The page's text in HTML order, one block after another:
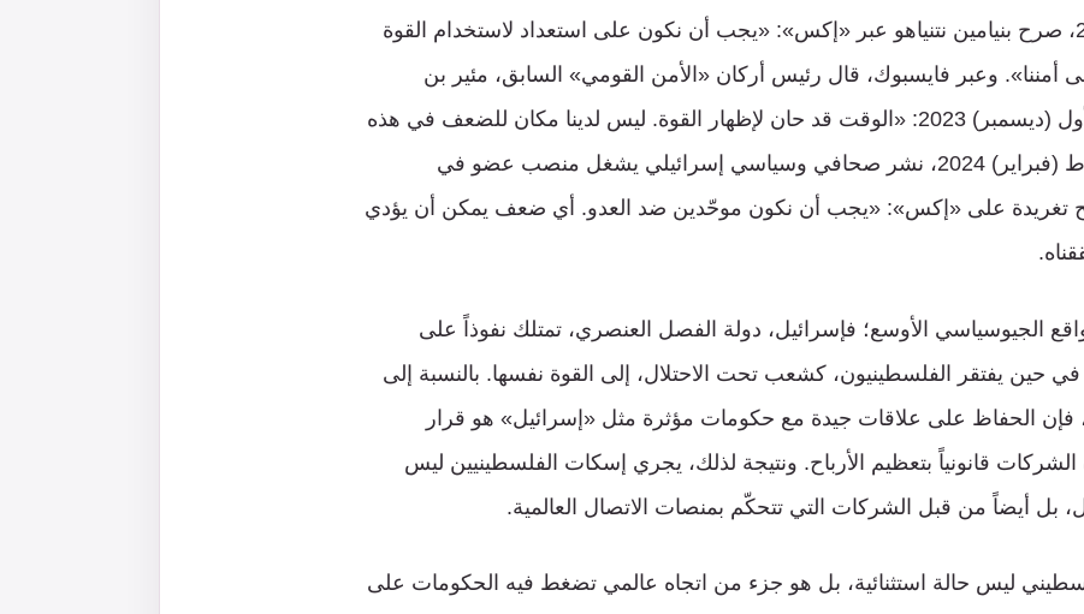
أيلول (سبتمبر) 2023، صرح بنيامين نتنياهو عبر «إكس»: «يجب أن نكون على استعداد لاستخدام القوة
أمننا». وعبر فايسبوك، قال رئيس أركان «الأمن القومي» السابق، مئير بن
شبات، في كانون الأول (ديسمبر) 2023: «الوقت قد حان لإظهار القوة. ليس لدينا مكان للضعف في هذه
المنطقة». وفي شباط (فبراير) 2024، نشر صحافي وسياسي إسرائيلي يشغل منصب عضو في
تغريدة على «إكس»: «يجب أن نكون موحّدين ضد العدو. أي ضعف يمكن أن يؤدي
الجيوسياسي الأوسع؛ فإسرائيل، دولة الفصل العنصري، تمتلك نفوذاً على
في حين يفتقر الفلسطينيون، كشعب تحت الاحتلال، إلى القوة نفسها. بالنسبة إلى
فإن الحفاظ على علاقات جيدة مع حكومات مؤثرة مثل «إسرائيل» هو قرار
الشركات قانونياً بتعظيم الأرباح. ونتيجة لذلك، يجري إسكات الفلسطينيين ليس
بل أيضاً من قبل الشركات التي تتحكّم بمنصات الاتصال العالمية.
ليس حالة استثنائية، بل هو جزء من اتجاه عالمي تضغط فيه الحكومات على